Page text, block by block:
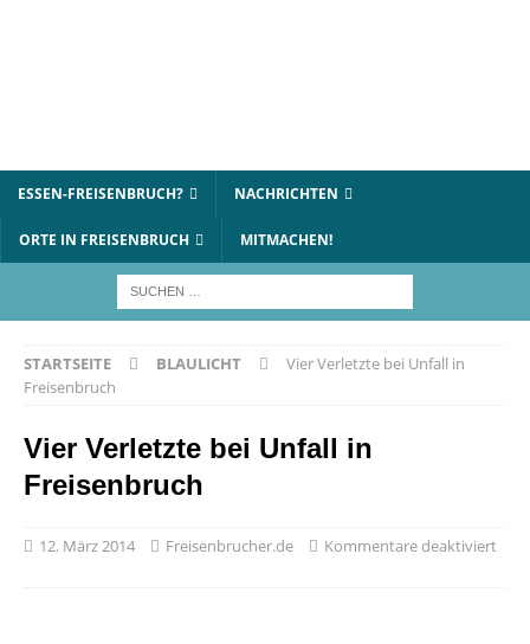
ESSEN-FREISENBRUCH? NACHRICHTEN
ORTE IN FREISENBRUCH MITMACHEN!
STARTSEITE BLAULICHT
Vier Verletzte bei Unfall in
Freisenbruch
Vier Verletzte bei Unfall in
Freisenbruch
12. März 2014 Freisenbrucher.de Kommentare deaktiviert